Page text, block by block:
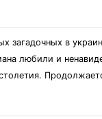
загадочных в
любили и